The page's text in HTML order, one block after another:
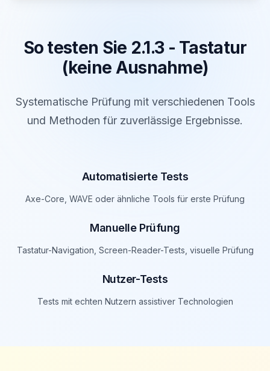
So testen Sie 2.1.3 - Tastatur
(keine Ausnahme)
Systematische Prüfung mit verschiedenen Tools
und Methoden für zuverlässige Ergebnisse.
Automatisierte Tests
Axe-Core, WAVE oder ähnliche Tools für erste Prüfung
Manuelle Prüfung
Tastatur-Navigation, Screen-Reader-Tests, visuelle Prüfung
Nutzer-Tests
Tests mit echten Nutzern assistiver Technologien